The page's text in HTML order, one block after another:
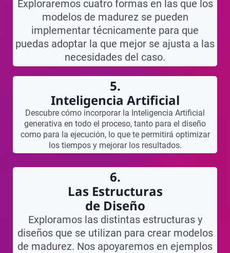
Exploraremos cuatro formas en las que los
modelos de madurez se pueden
implementar técnicamente para que
puedas adoptar la que mejor se ajusta a las
necesidades del caso.
5.
Inteligencia Artificial
Descubre cómo incorporar la Inteligencia Artificial
generativa en todo el proceso, tanto para el diseño
como para la ejecución, lo que te permitirá optimizar
los tiempos y mejorar los resultados.
6.
Las Estructuras
de Diseño
Exploramos las distintas estructuras y
diseños que se utilizan para crear modelos
de madurez. Nos apoyaremos en ejemplos